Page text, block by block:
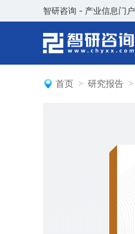
智研咨询 - 产业信息门户
首页 研究报告